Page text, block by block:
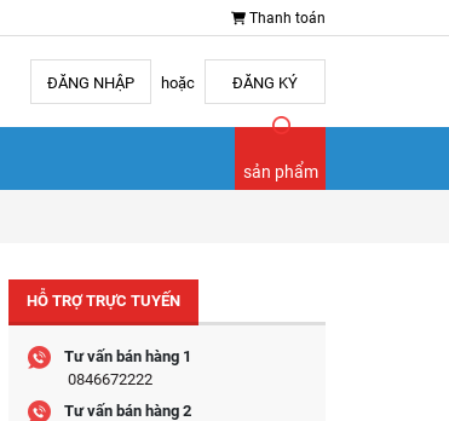
Thanh toán
ĐĂNG NHẬP hoặc ĐĂNG KÝ
sản phẩm
HỖ TRỢ TRỰC TUYẾN
Tư vấn bán hàng 1
0846672222
Tư vấn bán hàng 2